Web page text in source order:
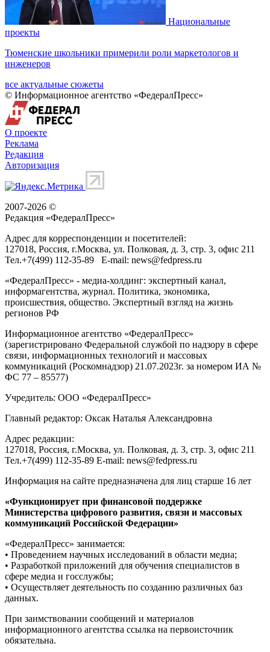
Национальные
проекты
Тюменские школьники примерили роли маркетологов и
инженеров
все актуальные сюжеты
© Информационное агентство «ФедералПресс»
О проекте
Реклама
Редакция
Авторизация
2007-2026 ©
Редакция «ФедералПресс»
Адрес для корреспонденции и посетителей:
127018, Россия, г.Москва, ул. Полковая, д. 3, стр. 3, офис 211
Тел.+7(499) 112-35-89 E-mail: news@fedpress.ru
«ФедералПресс» - медиа-холдинг: экспертный канал,
информагентства, журнал. Политика, экономика,
происшествия, общество. Экспертный взгляд на жизнь
регионов РФ
Информационное агентство «ФедералПресс»
(зарегистрировано Федеральной службой по надзору в сфере
связи, информационных технологий и массовых
коммуникаций (Роскомнадзор) 21.07.2023г. за номером ИА №
ФС 77 – 85577)
Учредитель: ООО «ФедералПресс»
Главный редактор: Оксак Наталья Александровна
Адрес редакции:
127018, Россия, г.Москва, ул. Полковая, д. 3, стр. 3, офис 211
Тел.+7(499) 112-35-89 E-mail: news@fedpress.ru
Информация на сайте предназначена для лиц старше 16 лет
«Функционирует при финансовой поддержке
Министерства цифрового развития, связи и массовых
коммуникаций Российской Федерации»
«ФедералПресс» занимается:
• Проведением научных исследований в области медиа;
• Разработкой приложений для обучения специалистов в
сфере медиа и госслужбы;
• Осуществляет деятельность по созданию различных баз
данных.
При заимствовании сообщений и материалов
информационного агентства ссылка на первоисточник
обязательна.